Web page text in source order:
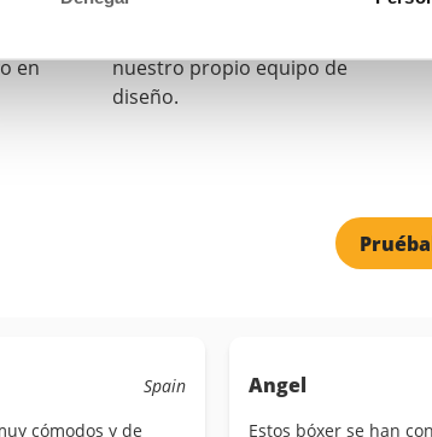
un
en
nuevos diseños geniales,
nuestro propio equipo de
diseño.
Spain
cómodos y de
Angel
Estos bóxer se han